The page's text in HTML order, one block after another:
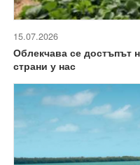
15.07.2026
Облекчава се достъпът
страни у нас